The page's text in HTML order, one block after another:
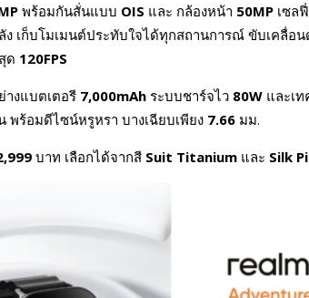
พร้อมกันสั่นแบบ OIS และ กล้องหน้า 50MP เซล
ง เก็บโมเมนต์ประทับใจได้ทุกสถานการณ์ ขับเคลื่อ
ด 120FPS
งแบตเตอรี 7,000mAh ระบบชาร์จไว 80W และเ
พร้อมดีไซน์หรูหรา บางเฉียบเพียง 7.66 มม.
บาท เลือกได้จากสี Suit Titanium และ Silk